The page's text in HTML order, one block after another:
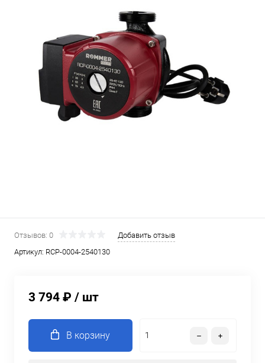
Отзывов: 0
Добавить отзыв
Артикул: RCP-0004-2540130
3 794 ₽ / шт
В корзину